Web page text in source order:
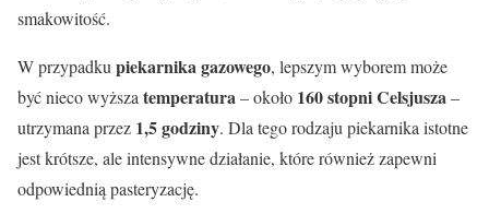
smakowitość.
W przypadku piekarnika gazowego, lepszym wyborem może
być nieco wyższa temperatura– około 160 stopni Celsjusza–
utrzymana przez 1,5 godziny. Dla tego rodzaju piekarnika istotne
jest krótsze, ale intensywne działanie, które również zapewni
odpowiednią pasteryzację.